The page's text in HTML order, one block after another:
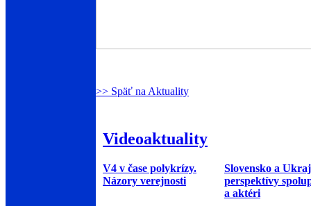
>> Späť na Aktuality
Videoaktuality
V4 v čase polykrízy.
Názory verejnosti
Slovensko a
perspektívy
a aktéri